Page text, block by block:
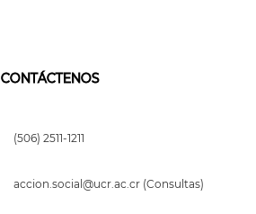
CONTÁCTENOS
(506) 2511-1211
accion.social@ucr.ac.cr (Consultas)